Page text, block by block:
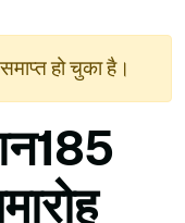
हो चुका है।